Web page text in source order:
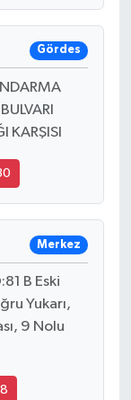
Gördes
KARŞISI
Merkez
B Eski
Yukarı,
9 Nolu